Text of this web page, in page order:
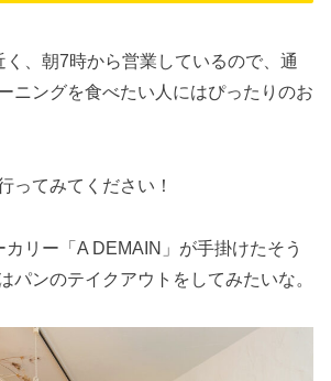
く、朝7時から営業しているので、通
ニングを食べたい人にはぴったりのお
ってみてください！
カリー「A DEMAIN」が手掛けたそう
パンのテイクアウトをしてみたいな。